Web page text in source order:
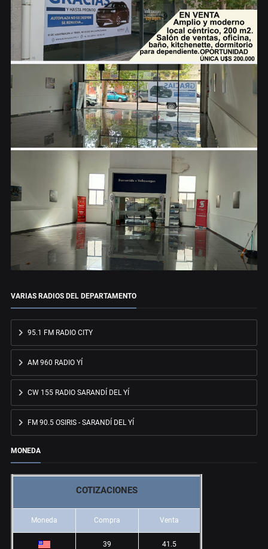
VARIAS RADIOS DEL DEPARTAMENTO
95.1 FM RADIO CITY
AM 960 RADIO YÍ
CW 155 RADIO SARANDÍ DEL YÍ
FM 90.5 OSIRIS - SARANDÍ DEL YÍ
MONEDA
COTIZACIONES
Moneda Compra Venta
39 41.5